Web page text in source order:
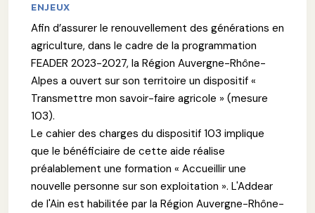
ENJEUX
Afin d’assurer le renouvellement des générations en
agriculture, dans le cadre de la programmation
FEADER 2023-2027, la Région Auvergne-Rhône-
Alpes a ouvert sur son territoire un dispositif «
Transmettre mon savoir-faire agricole » (mesure
103).
Le cahier des charges du dispositif 103 implique
que le bénéficiaire de cette aide réalise
préalablement une formation « Accueillir une
nouvelle personne sur son exploitation ». L'Addear
de l'Ain est habilitée par la Région Auvergne-Rhône-